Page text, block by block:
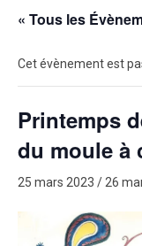
« Tous les
Cet évènement est
Printemps
du moule à
25 mars 2023 /26